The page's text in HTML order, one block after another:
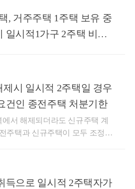
기준 2주택 이상자라 하더라도
,입주권 1주택만 남은 상태에서
으로 취득한 주택이사업시행기간
해당하게 됩니다.(기준-2025-법
시행인가일 이후에 1주택을 취득
로 사업시행인가 이후 (사업시행
가 가 되어 이주 등을 시작하게
가일 이후이기 때문에아직 관리
더라도사업 시행 기간이 도달
주택분양권을 소유한 상태에서
우에는 해당 조합원입주권 또는
정비법」 제74조제1항에 따른
또는 「빈집 및 소규모주택 정비
조제1항에 따른 사업시행계획
우로서 관리처분계획인가 또는
시 해당 사업구역에 거주하는 세
하여 그 신규 주택으로 이주한
수하고 3년(1년) 이내에] - [종전
]를 말한다고 했습니다. 그런데
양도하는 경우 소득령§155제20
2제5항의 요건을 모두 충족하는
1주택 특례를 적용받을 수 있는
택에 대한 재건축 사업시행기간
5항의 대체주택을 말함)을 양도
제155조 제20항 및 같은 영 제15
모두 충족하는 경우에 한하여
용받을 수 있는 것이며,이 경우
이 신축되어 기준시가가 임대주
같은 영 제155조 제20항 각 호
, 거주주택 1주택 보유 중
일시적1가구 2주택 비과
제시 일시적 2주택일 경우
건인 종전주택 처분기한
주택과 신규주택이 모두 조정지
시적 2주택 양도세
같습니다. 1) 종전주택 취득일로
득으로 일시적 2주택자가